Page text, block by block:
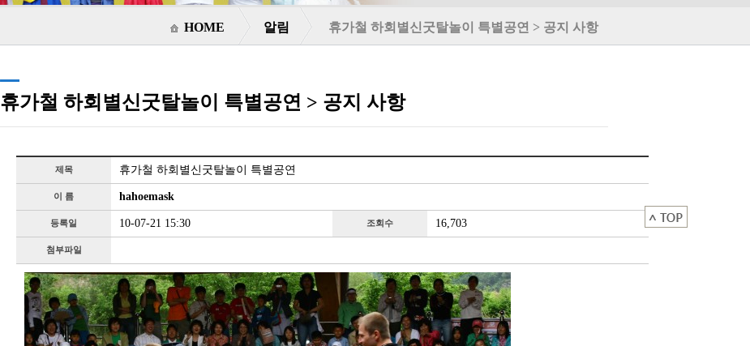
HOME 알림 휴가철 하회별신굿탈놀이 특별공연 > 공지 사항
휴가철 하회별신굿탈놀이 특별공연 > 공지 사항
제목 휴가철 하회별신굿탈놀이 특별공연
이 름 hahoemask
등록일 10-07-21 15:30 조회수 16,703
첨부파일